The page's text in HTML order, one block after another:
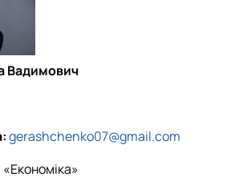
Вадимович
gerashchenko07@gmail.com
«Економіка»